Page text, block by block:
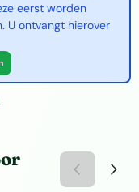
eerst worden
U ontvangt hierover